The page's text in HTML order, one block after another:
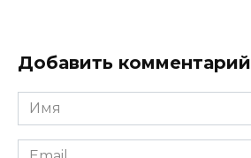
Добавить комментарий
Имя
*
Email